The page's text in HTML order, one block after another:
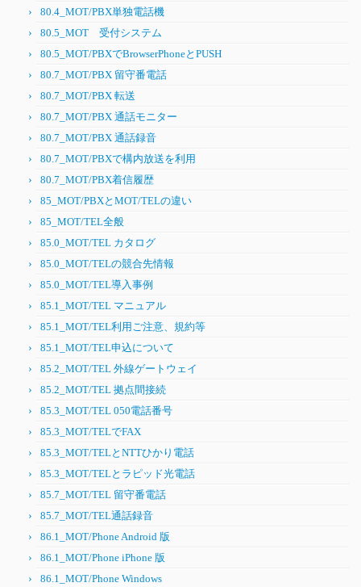
80.4_MOT/PBX単独電話機
80.5_MOT 受付システム
80.5_MOT/PBXでBrowserPhoneとPUSH
80.7_MOT/PBX 留守番電話
80.7_MOT/PBX 転送
80.7_MOT/PBX 通話モニター
80.7_MOT/PBX 通話録音
80.7_MOT/PBXで構内放送を利用
80.7_MOT/PBX着信履歴
85_MOT/PBXとMOT/TELの違い
85_MOT/TEL全般
85.0_MOT/TEL カタログ
85.0_MOT/TELの競合先情報
85.0_MOT/TEL導入事例
85.1_MOT/TEL マニュアル
85.1_MOT/TEL利用ご注意、規約等
85.1_MOT/TEL申込について
85.2_MOT/TEL 外線ゲートウェイ
85.2_MOT/TEL 拠点間接続
85.3_MOT/TEL 050電話番号
85.3_MOT/TELでFAX
85.3_MOT/TELとNTTひかり電話
85.3_MOT/TELとラピッド光電話
85.7_MOT/TEL 留守番電話
85.7_MOT/TEL通話録音
86.1_MOT/Phone Android 版
86.1_MOT/Phone iPhone 版
86.1_MOT/Phone Windows